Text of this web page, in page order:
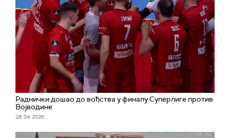
Раднички дошао до вођства у финалу Суперлиге против
Војводине
28. 04. 2026.